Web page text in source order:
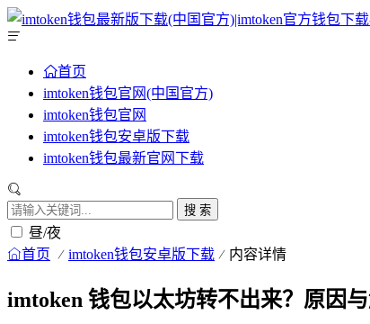
首页
imtoken钱包官网(中国官方)
imtoken钱包官网
imtoken钱包安卓版下载
imtoken钱包最新官网下载
搜 索
昼/夜
首页 imtoken钱包安卓版下载 内容详情
imtoken 钱包以太坊转不出来？原因